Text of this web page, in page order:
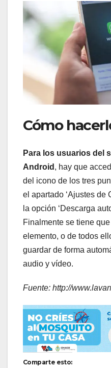
Cómo
Para los usuarios del
Android , hay que
del icono de los tres
el apartado ‘Ajustes de
la opción ‘Descarga
Finalmente se tiene que
elemento, o de todos
guardar de forma
audio y vídeo.
Fuente: http://
Comparte esto: